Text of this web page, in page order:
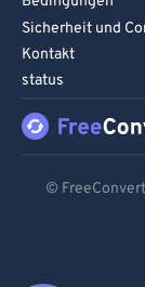
Sicherheit und
Kontakt
status
©